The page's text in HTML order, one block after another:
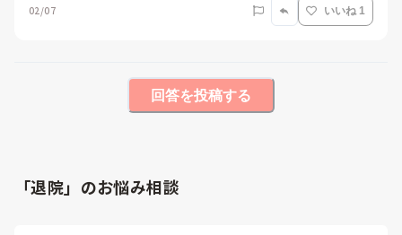
02/07 いいね 1
回答を投稿する
「退院」のお悩み相談